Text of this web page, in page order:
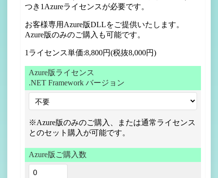
つき1Azureライセンスが必要です。
お客様専用Azure版DLLをご提供いたします。
Azure版のみのご購入も可能です。
1ライセンス単価:8,800円(税抜8,000円)
Azure版ライセンス
.NET Framework バージョン
※Azure版のみのご購入、または通常ライセンス
とのセット購入が可能です。
Azure版ご購入数